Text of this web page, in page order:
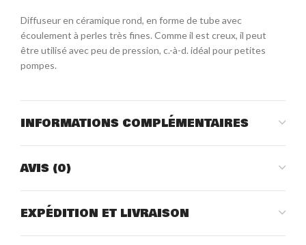
Diffuseur en céramique rond, en forme de tube avec
écoulement à perles très fines. Comme il est creux, il peut
être utilisé avec peu de pression, c.-à-d. idéal pour petites
pompes.
INFORMATIONS COMPLÉMENTAIRES
AVIS (0)
EXPÉDITION ET LIVRAISON